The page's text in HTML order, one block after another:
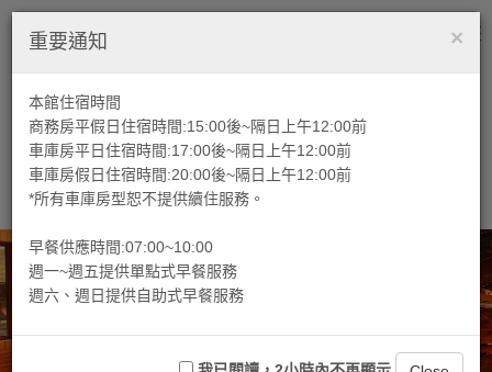
×
重要通知
本館住宿時間
商務房平假日住宿時間:15:00後~隔日上午12:00前
車庫房平日住宿時間:17:00後~隔日上午12:00前
車庫房假日住宿時間:20:00後~隔日上午12:00前
*所有車庫房型恕不提供續住服務。
早餐供應時間:07:00~10:00
週一~週五提供單點式早餐服務
週六、週日提供自助式早餐服務